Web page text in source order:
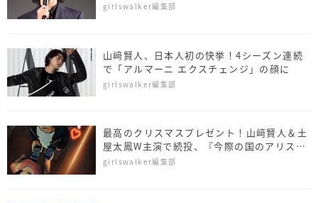
girlswalker編集部
山﨑賢人、日本人初の快挙！4シーズン連続
で「アルマーニ エクスチェンジ」の顔に
girlswalker編集部
最高のクリスマスプレゼント！山﨑賢人＆土
屋太鳳W主演で続投、『今際の国のアリス』
シーズン2制作決定
girlswalker編集部